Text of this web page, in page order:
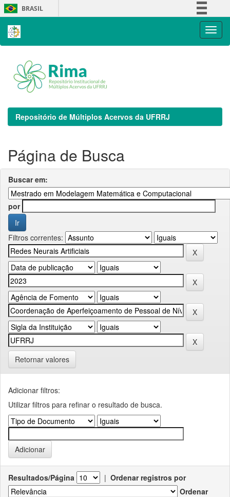
Skip
navigation
BRASIL
Repositório de Múltiplos Acervos da UFRRJ
Página de Busca
Buscar em:
por
Filtros correntes:
Retornar valores
Adicionar filtros:
Utilizar filtros para refinar o resultado de busca.
Resultados/Página | Ordenar registros por
Ordenar